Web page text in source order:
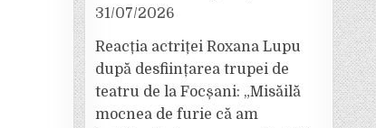
31/07/2026
Reacția actriței Roxana Lupu
după desființarea trupei de
teatru de la Focșani: „Misăilă
mocnea de furie că am